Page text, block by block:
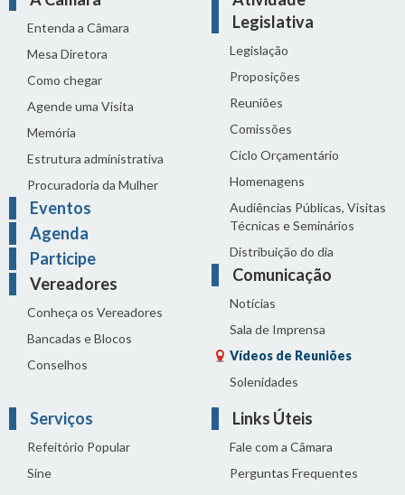
Entenda a Câmara
Mesa Diretora
Como chegar
Agende uma Visita
Memória
Estrutura administrativa
Procuradoria da Mulher
Eventos
Agenda
Participe
Vereadores
Conheça os Vereadores
Bancadas e Blocos
Conselhos
Legislativa
Legislação
Proposições
Reuniões
Comissões
Ciclo Orçamentário
Homenagens
Audiências Públicas, Visitas
Técnicas e Seminários
Distribuição do dia
Comunicação
Notícias
Sala de Imprensa
Vídeos de Reuniões
Solenidades
Serviços
Refeitório Popular
Sine
Links Úteis
Fale com a Câmara
Perguntas Frequentes